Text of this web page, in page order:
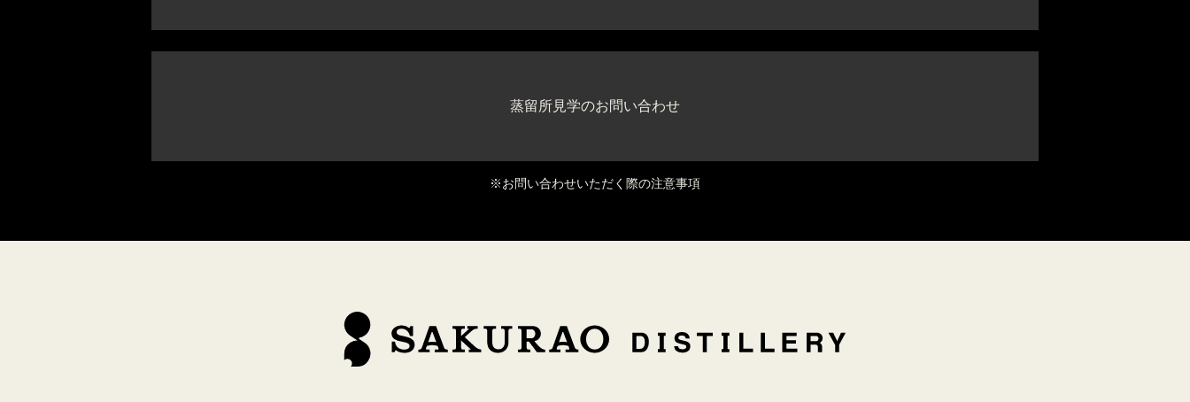
蒸留所見学のお問い合わせ
※お問い合わせいただく際の注意事項